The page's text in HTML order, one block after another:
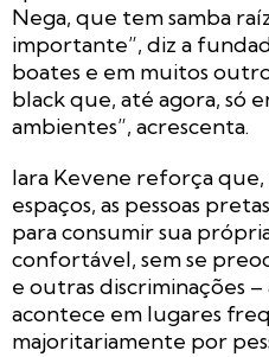
Nega, que tem samba
importante”, diz a
boates e em muitos
black que, até agora, só
ambientes”, acrescenta.
Iara Kevene reforça que,
espaços, as pessoas
para consumir sua
confortável, sem se
e outras discriminações
acontece em lugares
majoritariamente por